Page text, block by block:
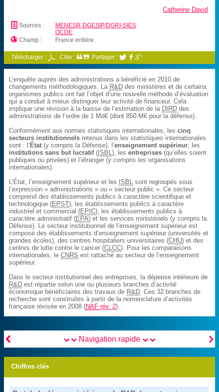
Catherine David
📄 Sources :
MENESR-DGESIP/DGRI-SIES
OCDE.
 Champ : France entière.
Télécharger : Citer : Partager :  
L’enquête auprès des administrations a bénéficié en 2010 de
changements méthodologiques. La R&D des ministères et de certains
organismes publics ont fait l’objet d’une nouvelle méthode d’évaluation
qui a conduit à mieux distinguer leur activité de financeur. Cela
implique une révision à la baisse de l’estimation de la DIRD des
administrations de l’ordre de 1 Md€ (dont 850 M€ pour la défense).
Conformément aux normes statistiques internationales, lescinq
secteurs institutionnels retenus dans les statistiques internationales
sont : l’État (y compris la Défense), l’enseignement supérieur , les
institutions sans but lucratif(ISBL), lesentreprises (qu’elles soient
publiques ou privées) et l’étranger (y compris les organisations
internationales).
L’État, l’enseignement supérieur et les ISBL sont regroupés sous
l’expression « administrations » ou « secteur public ». Ce secteur
comprend des établissements publics à caractère scientifique et
technologique (EPST), les établissements publics à caractère
industriel et commercial (EPIC), les établissements publics à
caractère administratif (EPA) et les services ministériels (y compris la
Défense). Le secteur institutionnel de l’enseignement supérieur est
composé des établissements d’enseignement supérieur (universités et
grandes écoles), des centres hospitaliers universitaires (CHU) et des
centres de lutte contre le cancer (CLCC). Pour les comparaisons
internationales, leCNRS est rattaché au secteur de l’enseignement
supérieur.
Dans le secteur institutionnel des entreprises, la dépense intérieure de
R&D est répartie selon une ou plusieurs branches d’activité
économique bénéficiaires des travaux de R&D . Ces 32 branches de
recherche sont construites à partir de la nomenclature d’activités
française révisée en 2008 (NAF rév. 2).
 
Navigation rapide
Chiffres clés